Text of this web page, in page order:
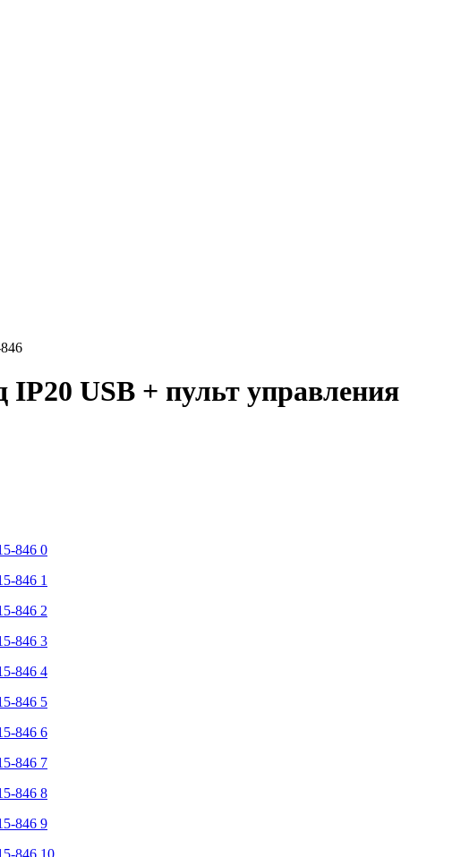
IP20 USB + пульт управления